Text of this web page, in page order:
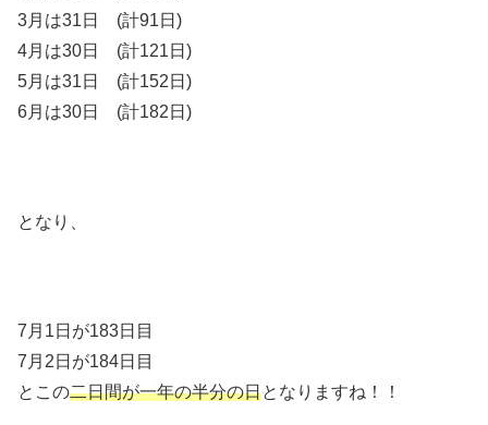
3月は31日 (計91日)
4月は30日 (計121日)
5月は31日 (計152日)
6月は30日 (計182日)
となり、
7月1日が183日目
7月2日が184日目
とこの二日間が一年の半分の日となりますね！！